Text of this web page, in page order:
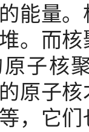
能量
。而
子核
原子
，它